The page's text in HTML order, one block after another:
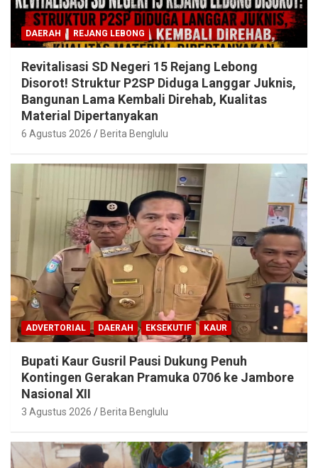
DAERAH REJANG LEBONG
Revitalisasi SD Negeri 15 Rejang Lebong
Disorot! Struktur P2SP Diduga Langgar Juknis,
Bangunan Lama Kembali Direhab, Kualitas
Material Dipertanyakan
6 Agustus 2026 Berita Benglulu
ADVERTORIAL DAERAH EKSEKUTIF KAUR
Bupati Kaur Gusril Pausi Dukung Penuh
Kontingen Gerakan Pramuka 0706 ke Jambore
Nasional XII
3 Agustus 2026 Berita Benglulu